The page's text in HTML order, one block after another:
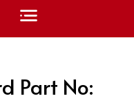
Part No: